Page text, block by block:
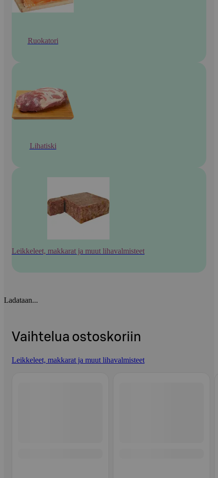
Ruokatori
Lihatiski
Leikkeleet, makkarat ja muut lihavalmisteet
Ladataan...
Vaihtelua ostoskoriin
Leikkeleet, makkarat ja muut lihavalmisteet